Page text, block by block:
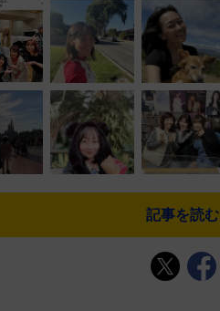
記事を読む